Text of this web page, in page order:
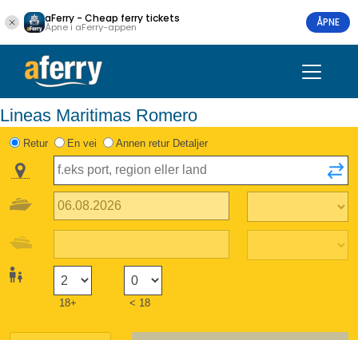
aFerry - Cheap ferry tickets
Åpne i aFerry-appen ÅPNE
Lineas Maritimas Romero
Retur En vei Annen retur Detaljer
18+ < 18